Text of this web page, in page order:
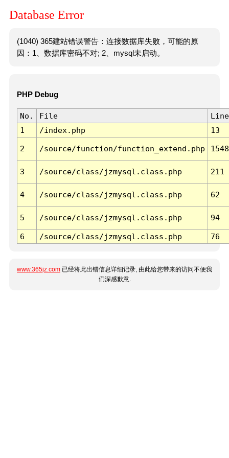
Database Error
(1040) 365建站错误警告：连接数据库失败，可能的原
因：1、数据库密码不对; 2、mysql未启动。
PHP Debug
No. File
Line
1
/index.php 13
2 /source/function/function_extend.php 1548
3 /source/class/jzmysql.class.php 211
4 /source/class/jzmysql.class.php 62
5 /source/class/jzmysql.class.php 94
6 /source/class/jzmysql.class.php 76
www.365jz.com 已经将此出错信息详细记录, 由此给您带来的访问不便我
们深感歉意.